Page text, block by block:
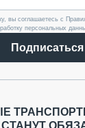
вы соглашаетесь с
персональных
Подписаться